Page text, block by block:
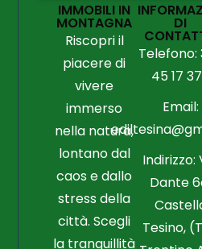
IMMOBILI IN
MONTAGNA
Riscopri il
piacere di
vivere
immerso
nella natura,
lontano dal
caos e dallo
stress della
città. Scegli
la tranquillità
DI
Telefono:
45 17
Email:
Indirizzo:
Dante
Tesino,